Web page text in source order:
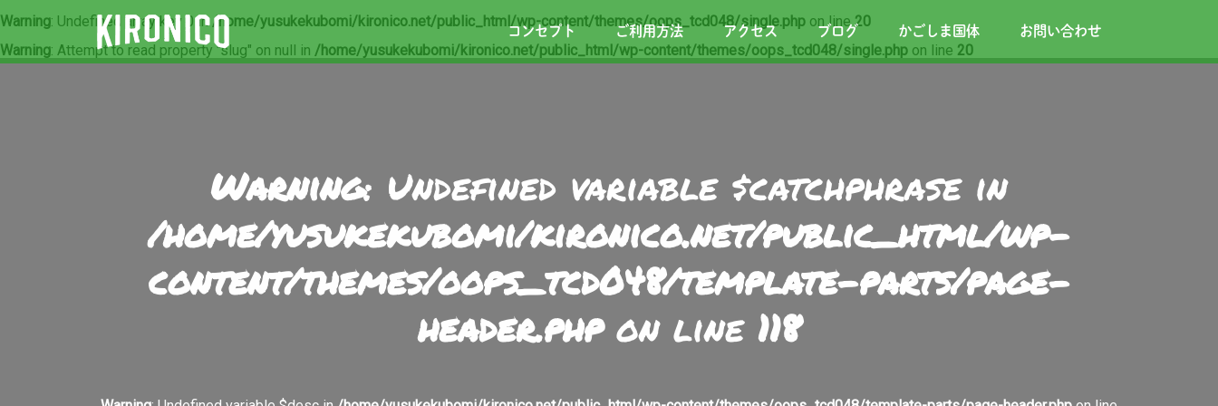
コンセプト ご利用方法 アクセス ブログ かごしま国体 お問い合わせ
Warning: Undefined array key 0 in/home/yusukekubomi/kironico.net/public_html/wp-content/themes/oops_tcd048/single.php on line20
Warning: Attempt to read property "slug" on null in /home/yusukekubomi/kironico.net/public_html/wp-content/themes/oops_tcd048/single.php on line 20
Warning: Undefined variable $catchphrase in
/home/yusukekubomi/kironico.net/public_html/wp-
content/themes/oops_tcd048/template-parts/page-
header.phpon line 118